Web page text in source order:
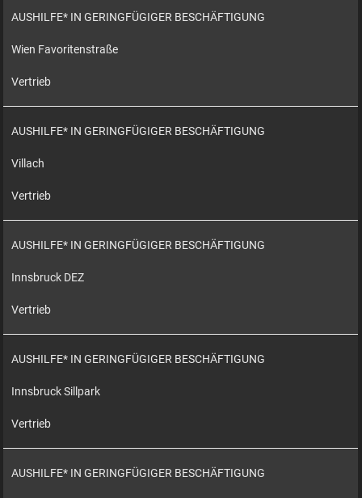
AUSHILFE* IN GERINGFÜGIGER BESCHÄFTIGUNG
Wien Favoritenstraße
Vertrieb
AUSHILFE* IN GERINGFÜGIGER BESCHÄFTIGUNG
Villach
Vertrieb
AUSHILFE* IN GERINGFÜGIGER BESCHÄFTIGUNG
Innsbruck DEZ
Vertrieb
AUSHILFE* IN GERINGFÜGIGER BESCHÄFTIGUNG
Innsbruck Sillpark
Vertrieb
AUSHILFE* IN GERINGFÜGIGER BESCHÄFTIGUNG